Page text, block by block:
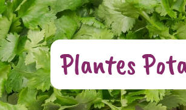
Plantes